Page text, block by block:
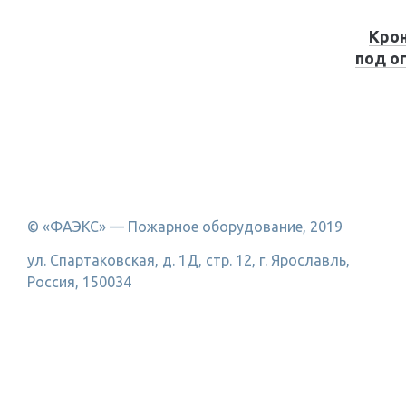
под
© «ФАЭКС» — Пожарное оборудование, 2019
ул. Спартаковская, д. 1Д, стр. 12, г. Ярославль,
Россия, 150034